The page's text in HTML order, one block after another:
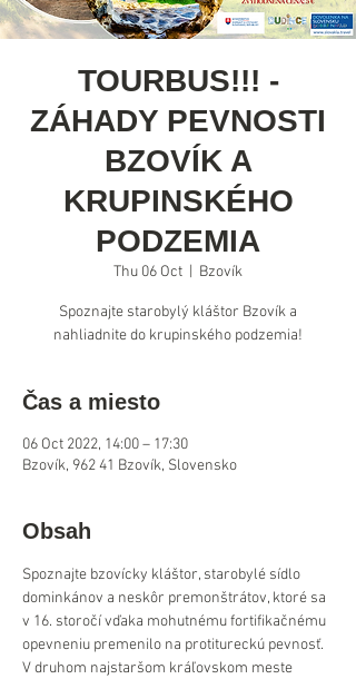
TOURBUS!!! -
ZÁHADY PEVNOSTI
BZOVÍK A
KRUPINSKÉHO
PODZEMIA
Thu 06 Oct Bzovík
Spoznajte starobylý kláštor Bzovík a
Čas a miesto
06 Oct 2022, 14:00 – 17:30
Bzovík, 962 41 Bzovík, Slovensko
Obsah
Spoznajte bzovícky kláštor, starobylé sídlo
dominkánov a neskôr premonštrátov, ktoré sa
v 16. storočí vďaka mohutnému fortifikačnému
opevneniu premenilo na protitureckú pevnosť.
V druhom najstaršom kráľovskom meste